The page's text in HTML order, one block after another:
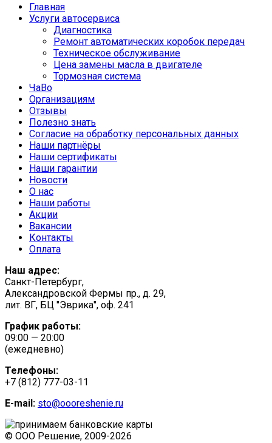
Главная
Услуги автосервиса
Диагностика
Ремонт автоматических коробок передач
Техническое обслуживание
Цена замены масла в двигателе
Тормозная система
ЧаВо
Организациям
Отзывы
Полезно знать
Согласие на обработку персональных данных
Наши партнёры
Наши сертификаты
Наши гарантии
Новости
О нас
Наши работы
Акции
Вакансии
Контакты
Оплата
Наш адрес:
Санкт-Петербург,
Александровской Фермы пр., д. 29,
лит. ВГ, БЦ "Эврика", оф. 241
График работы:
09:00 — 20:00
(ежедневно)
Телефоны:
+7 (812) 777-03-11
E-mail: sto@oooreshenie.ru
© ООО Решение, 2009-2026